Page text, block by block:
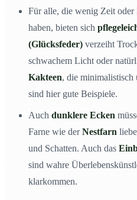
Für alle, die wenig Zeit oder
haben, bieten sich
(Glücksfeder) verzeiht
schwachem Licht oder
Kakteen, die minimalistisch
sind hier gute Beispiele.
Auch dunklere Ecken
Farne wie derNestfarn
und Schatten. Auch das
sind wahre
klarkommen.